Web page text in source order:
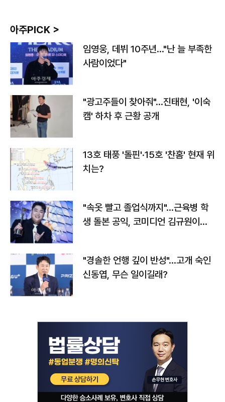
아주PICK >
임영웅, 데뷔 10주년…"난 늘 부족한
사람이었다"
"광고주들이 찾아줘"…진태현, '이숙
캠' 하차 후 근황 공개
13호 태풍 '돌핀'·15호 '찬홈' 현재 위
치는?
"속옷 빨고 졸업식까지"…근육병 학
생 돌본 공익, 코미디언 김규원이었
"경솔한 언행 깊이 반성"…고개 숙인
신동엽, 무슨 일이길래?